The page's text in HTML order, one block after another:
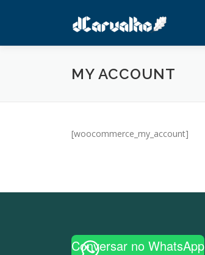
conteúdo
MY ACCOUNT
[woocommerce_my_account]
Conversar no WhatsApp